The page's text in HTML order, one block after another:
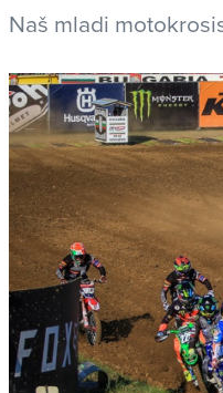
Naš mladi